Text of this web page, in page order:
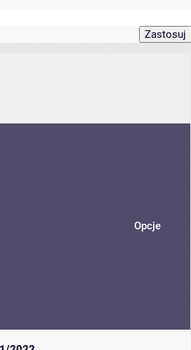
Opcje